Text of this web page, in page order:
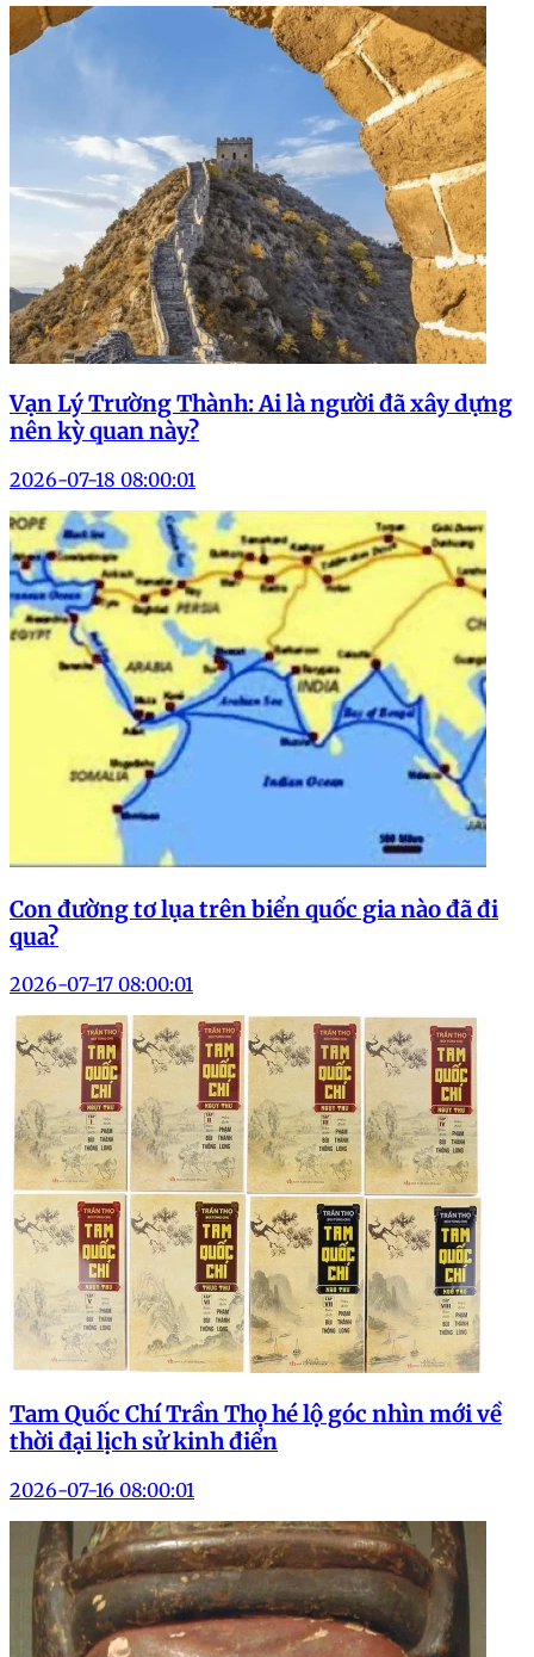
Vạn Lý Trường Thành: Ai là người đã xây dựng
nên kỳ quan này?
2026-07-18 08:00:01
Con đường tơ lụa trên biển quốc gia nào đã đi
qua?
2026-07-17 08:00:01
Tam Quốc Chí Trần Thọ hé lộ góc nhìn mới về
thời đại lịch sử kinh điển
2026-07-16 08:00:01